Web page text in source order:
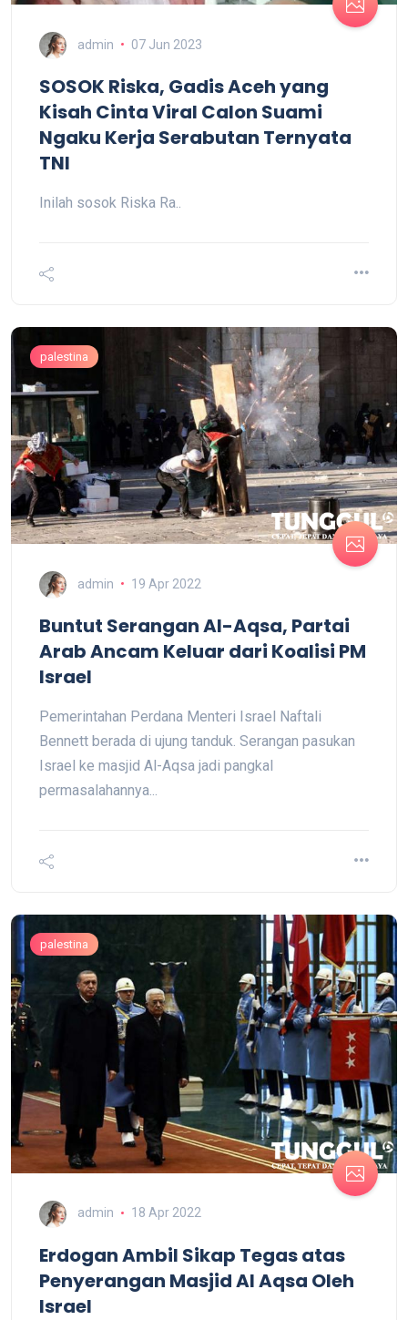
admin 07 Jun 2023
SOSOK Riska, Gadis Aceh yang
Kisah Cinta Viral Calon Suami
Ngaku Kerja Serabutan Ternyata
TNI
Inilah sosok Riska Ra..
palestina
admin 19 Apr 2022
Buntut Serangan Al-Aqsa, Partai
Arab Ancam Keluar dari Koalisi PM
Israel
Pemerintahan Perdana Menteri Israel Naftali
Bennett berada di ujung tanduk. Serangan pasukan
Israel ke masjid Al-Aqsa jadi pangkal
permasalahannya...
palestina
admin 18 Apr 2022
Erdogan Ambil Sikap Tegas atas
Penyerangan Masjid Al Aqsa Oleh
Israel